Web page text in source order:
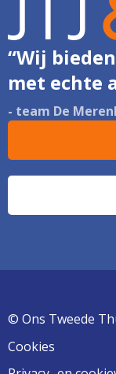
“Wij
met echte
- team De
© Ons Tweede
Cookies